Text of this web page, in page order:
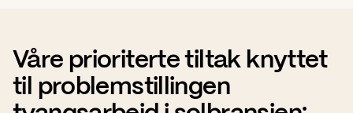
Våre prioriterte tiltak knyttet
til problemstillingen